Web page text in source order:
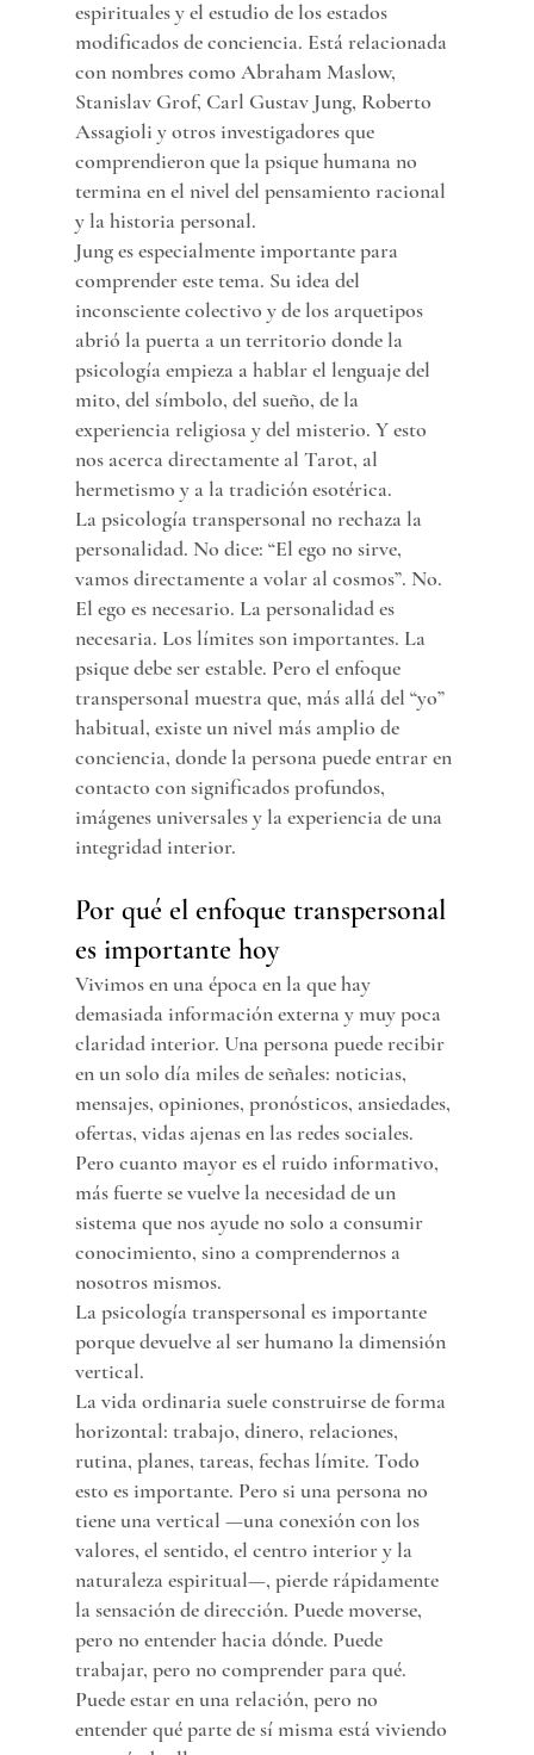
espirituales y el estudio de los estados
modificados de conciencia. Está relacionada
con nombres como Abraham Maslow,
Stanislav Grof, Carl Gustav Jung, Roberto
Assagioli y otros investigadores que
comprendieron que la psique humana no
termina en el nivel del pensamiento racional
y la historia personal.
Jung es especialmente importante para
comprender este tema. Su idea del
inconsciente colectivo y de los arquetipos
abrió la puerta a un territorio donde la
psicología empieza a hablar el lenguaje del
mito, del símbolo, del sueño, de la
experiencia religiosa y del misterio. Y esto
nos acerca directamente al Tarot, al
hermetismo y a la tradición esotérica.
La psicología transpersonal no rechaza la
personalidad. No dice: “El ego no sirve,
vamos directamente a volar al cosmos”. No.
El ego es necesario. La personalidad es
necesaria. Los límites son importantes. La
psique debe ser estable. Pero el enfoque
transpersonal muestra que, más allá del “yo”
habitual, existe un nivel más amplio de
conciencia, donde la persona puede entrar en
contacto con significados profundos,
imágenes universales y la experiencia de una
integridad interior.
Por qué el enfoque transpersonal
es importante hoy
Vivimos en una época en la que hay
demasiada información externa y muy poca
claridad interior. Una persona puede recibir
en un solo día miles de señales: noticias,
mensajes, opiniones, pronósticos, ansiedades,
ofertas, vidas ajenas en las redes sociales.
Pero cuanto mayor es el ruido informativo,
más fuerte se vuelve la necesidad de un
sistema que nos ayude no solo a consumir
conocimiento, sino a comprendernos a
nosotros mismos.
La psicología transpersonal es importante
porque devuelve al ser humano la dimensión
vertical.
La vida ordinaria suele construirse de forma
horizontal: trabajo, dinero, relaciones,
rutina, planes, tareas, fechas límite. Todo
esto es importante. Pero si una persona no
tiene una vertical —una conexión con los
valores, el sentido, el centro interior y la
naturaleza espiritual—, pierde rápidamente
la sensación de dirección. Puede moverse,
pero no entender hacia dónde. Puede
trabajar, pero no comprender para qué.
Puede estar en una relación, pero no
entender qué parte de sí misma está viviendo